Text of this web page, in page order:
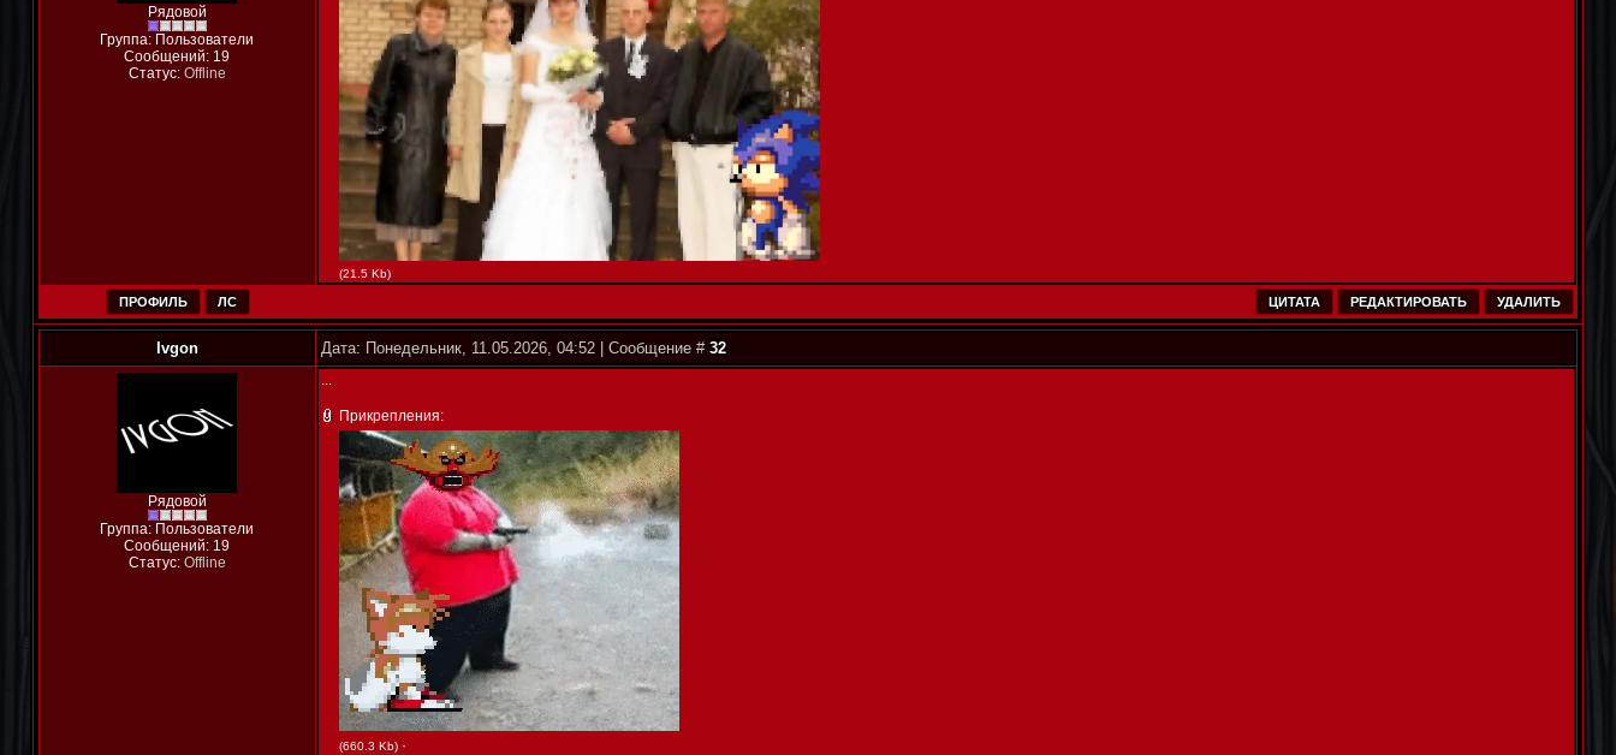
Рядовой
Группа: Пользователи
Сообщений: 19
Статус: Offline
(21.5 Kb)
ПРОФИЛЬ ЛС ЦИТАТА РЕДАКТИРОВАТЬ УДАЛИТЬ
Ivgon Дата: Понедельник, 11.05.2026, 04:52 | Сообщение # 32
Рядовой
Группа: Пользователи
Сообщений: 19
Статус: Offline
...
Прикрепления:
(660.3 Kb) ·